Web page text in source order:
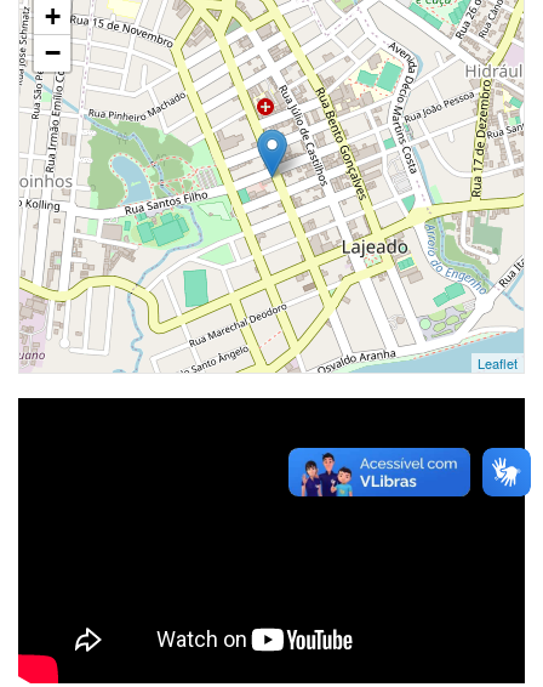
+
−
Leaflet